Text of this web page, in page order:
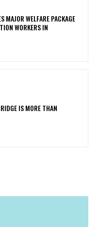
MAJOR WELFARE PACKAGE
WORKERS IN
IS MORE THAN